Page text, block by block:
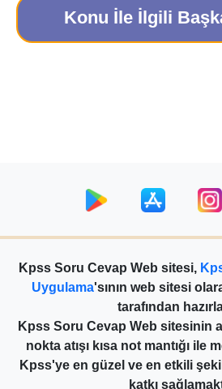
Konu İle İlgili
Kpss Soru Cevap Web sitesi,
Uygulama'sının web sitesi
tarafından
Kpss Soru Cevap Web sitesinin
nokta atışı kısa not mantığı ile
Kpss'ye en güzel ve en etkili
katkı